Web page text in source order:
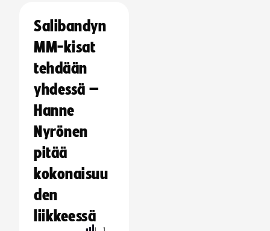
Salibandyn
MM-kisat
tehdään
yhdessä –
Hanne
Nyrönen
pitää
kokonaisuu
den
liikkeessä